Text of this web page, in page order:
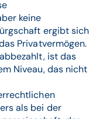
keine
ergibt sich
Privatvermögen.
ist das
Niveau, das nicht
als bei der